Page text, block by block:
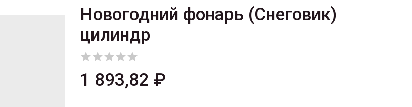
Новогодний фонарь (Снеговик)
цилиндр

1 893,82 ₽